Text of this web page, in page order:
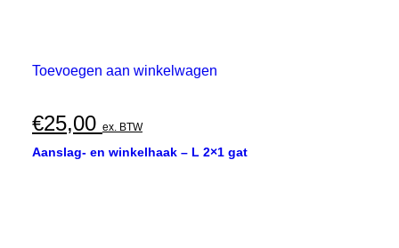
Toevoegen aan winkelwagen
€25,00 ex. BTW
Aanslag- en winkelhaak – L 2×1 gat